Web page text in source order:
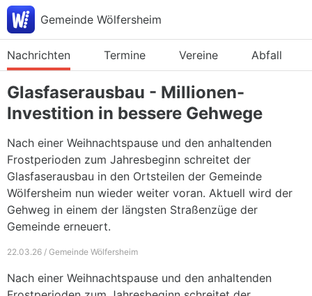
Gemeinde Wölfersheim
Nachrichten Termine Vereine Abfall
Glasfaserausbau - Millionen-
Investition in bessere Gehwege
Nach einer Weihnachtspause und den anhaltenden
Frostperioden zum Jahresbeginn schreitet der
Glasfaserausbau in den Ortsteilen der Gemeinde
Wölfersheim nun wieder weiter voran. Aktuell wird der
Gehweg in einem der längsten Straßenzüge der
Gemeinde erneuert.
22.03.26 / Gemeinde Wölfersheim
Nach einer Weihnachtspause und den anhaltenden